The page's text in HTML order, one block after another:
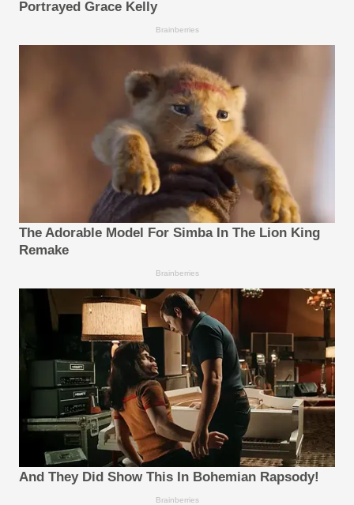
Portrayed Grace Kelly
Brainberries
The Adorable Model For Simba In The Lion King
Remake
Brainberries
And They Did Show This In Bohemian Rapsody!
Brainberries